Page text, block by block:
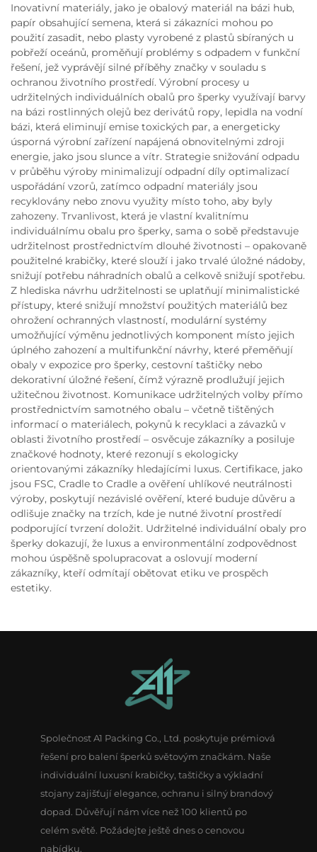
Inovativní materiály, jako je obalový materiál na bázi hub,
papír obsahující semena, která si zákazníci mohou po
použití zasadit, nebo plasty vyrobené z plastů sbíraných u
pobřeží oceánů, proměňují problémy s odpadem v funkční
řešení, jež vyprávějí silné příběhy značky v souladu s
ochranou životního prostředí. Výrobní procesy u
udržitelných individuálních obalů pro šperky využívají barvy
na bázi rostlinných olejů bez derivátů ropy, lepidla na vodní
bázi, která eliminují emise toxických par, a energeticky
úsporná výrobní zařízení napájená obnovitelnými zdroji
energie, jako jsou slunce a vítr. Strategie snižování odpadu
v průběhu výroby minimalizují odpadní díly optimalizací
uspořádání vzorů, zatímco odpadní materiály jsou
recyklovány nebo znovu využity místo toho, aby byly
zahozeny. Trvanlivost, která je vlastní kvalitnímu
individuálnímu obalu pro šperky, sama o sobě představuje
udržitelnost prostřednictvím dlouhé životnosti – opakovaně
použitelné krabičky, které slouží i jako trvalé úložné nádoby,
snižují potřebu náhradních obalů a celkově snižují spotřebu.
Z hlediska návrhu udržitelnosti se uplatňují minimalistické
přístupy, které snižují množství použitých materiálů bez
ohrožení ochranných vlastností, modulární systémy
umožňující výměnu jednotlivých komponent místo jejich
úplného zahození a multifunkční návrhy, které přeměňují
obaly v expozice pro šperky, cestovní taštičky nebo
dekorativní úložné řešení, čímž výrazně prodlužují jejich
užitečnou životnost. Komunikace udržitelných volby přímo
prostřednictvím samotného obalu – včetně tištěných
informací o materiálech, pokynů k recyklaci a závazků v
oblasti životního prostředí – osvěcuje zákazníky a posiluje
značkové hodnoty, které rezonují s ekologicky
orientovanými zákazníky hledajícími luxus. Certifikace, jako
jsou FSC, Cradle to Cradle a ověření uhlíkové neutrálnosti
výroby, poskytují nezávislé ověření, které buduje důvěru a
odlišuje značky na trzích, kde je nutné životní prostředí
podporující tvrzení doložit. Udržitelné individuální obaly pro
šperky dokazují, že luxus a environmentální zodpovědnost
mohou úspěšně spolupracovat a oslovují moderní
zákazníky, kteří odmítají obětovat etiku ve prospěch
estetiky.
Společnost A1 Packing Co., Ltd. poskytuje prémiová
řešení pro balení šperků světovým značkám. Naše
individuální luxusní krabičky, taštičky a výkladní
stojany zajišťují elegance, ochranu i silný brandový
dopad. Důvěřují nám více než 100 klientů po
celém světě. Požádejte ještě dnes o cenovou
nabídku.